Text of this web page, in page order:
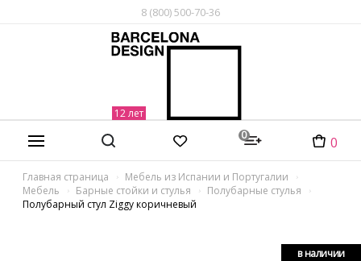
8 (800) 500-70-36
0 0
Главная страница
Мебель из Испании и Португалии
Мебель
Барные стойки и стулья
Полубарные стулья
Полубарный стул Ziggy коричневый
в наличии